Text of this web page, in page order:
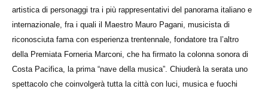
artistica di personaggi tra i più rappresentativi del panorama italiano e
internazionale, fra i quali il Maestro Mauro Pagani, musicista di
riconosciuta fama con esperienza trentennale, fondatore tra l’altro
della Premiata Forneria Marconi, che ha firmato la colonna sonora di
Costa Pacifica, la prima “nave della musica”. Chiuderà la serata uno
spettacolo che coinvolgerà tutta la città con luci, musica e fuochi